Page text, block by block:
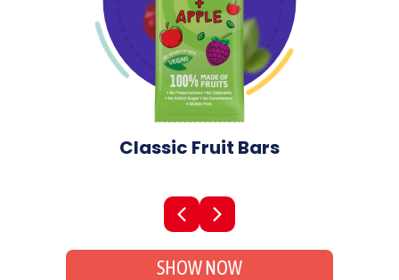
SCROLL DOWN
Classic Fruit Bars
SHOW NOW